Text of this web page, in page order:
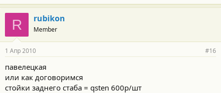
R rubikon
Member
1 Апр 2010 #16
павелецкая
или как договоримся
стойки заднего стаба = qsten 600р/шт